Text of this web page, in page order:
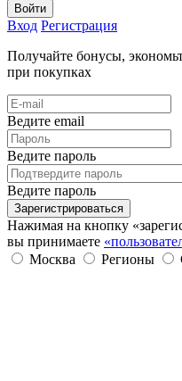
Войти
Вход Регистрация
Получайте бонусы,
при покупках
Ведите email
Ведите пароль
Ведите пароль
Зарегистрироваться
Нажимая на кнопку
вы принимаете
Москва
Регионы